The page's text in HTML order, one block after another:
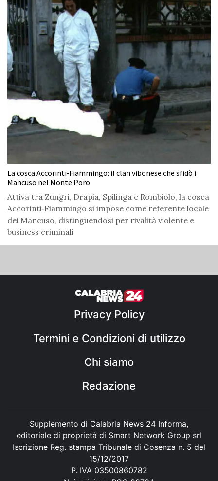
La cosca Accorinti‑Fiammingo: il clan vibonese che sfidò i
Mancuso nel Monte Poro
Attiva tra Zungri, Drapia, Spilinga e Rombiolo, la cosca
Accorinti‑Fiammingo si impose come referente locale
dei Mancuso, distinguendosi per rivalità violente e
business criminali
Privacy Policy
Termini e Condizioni di utilizzo
Chi siamo
Redazione
Supplemento di Calabria News 24 Informa,
editoriale di proprietà di Smart Network Group srl
Iscrizione Reg. stampa Tribunale di Cosenza n. 5 del
15/12/2017
P. IVA 03500860782